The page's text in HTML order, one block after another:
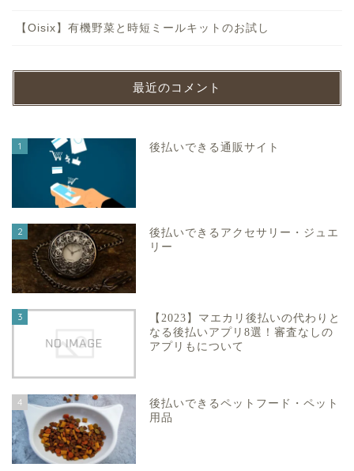
【Oisix】有機野菜と時短ミールキットのお試し
最近のコメント
1 後払いできる通販サイト
2
後払いできるアクセサリー・ジュエ
リー
3
【2023】マエカリ後払いの代わりと
なる後払いアプリ8選！審査なしの
アプリもについて
4
後払いできるペットフード・ペット
用品